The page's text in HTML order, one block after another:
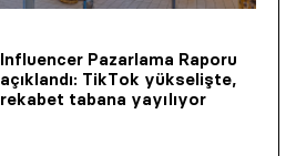
Influencer Pazarlama Raporu
açıklandı: TikTok yükselişte,
rekabet tabana yayılıyor